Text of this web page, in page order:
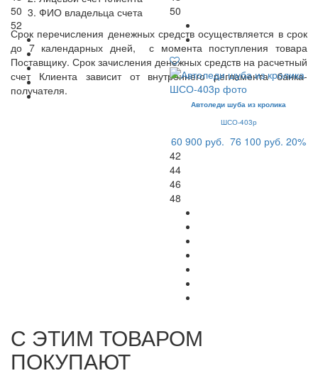
ФИО владельца счета
Срок перечисления денежных средств осуществляется в срок
до 7 календарных дней, с момента поступления товара
Поставщику. Срок зачисления денежных средств на расчетный
счет Клиента зависит от внутреннего регламента банка-
получателя.
50
52
50
Автоледи шуба из кролика
ШСО-403р
60 900 руб. 76 100 руб. 20%
42
44
46
48
С ЭТИМ ТОВАРОМ
ПОКУПАЮТ